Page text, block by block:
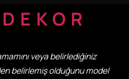
veya belirlediğiniz
belirlemiş olduğunu model